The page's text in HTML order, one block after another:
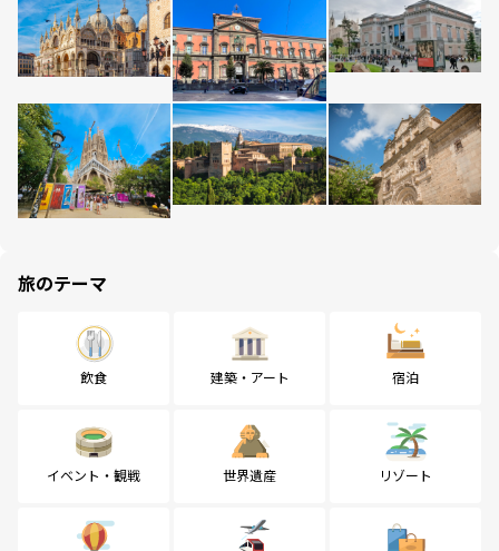
旅のテーマ
飲食 建築・アート 宿泊
イベント・観戦 世界遺産 リゾート